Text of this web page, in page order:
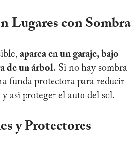
Lugares con Sombra
aparca en un garaje, bajo
de un árbol. Si no hay sombra
funda protectora para reducir
asi proteger el auto del sol.
y Protectores